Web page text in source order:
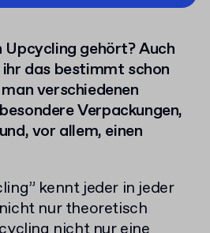
Upcycling gehört? Auch
das bestimmt schon
verschiedenen
Verpackungen,
vor allem, einen
kennt jeder in jeder
nur theoretisch